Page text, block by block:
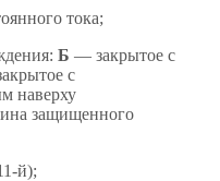
тока;
Б — закрытое с
с
наверху
защищенного
й);